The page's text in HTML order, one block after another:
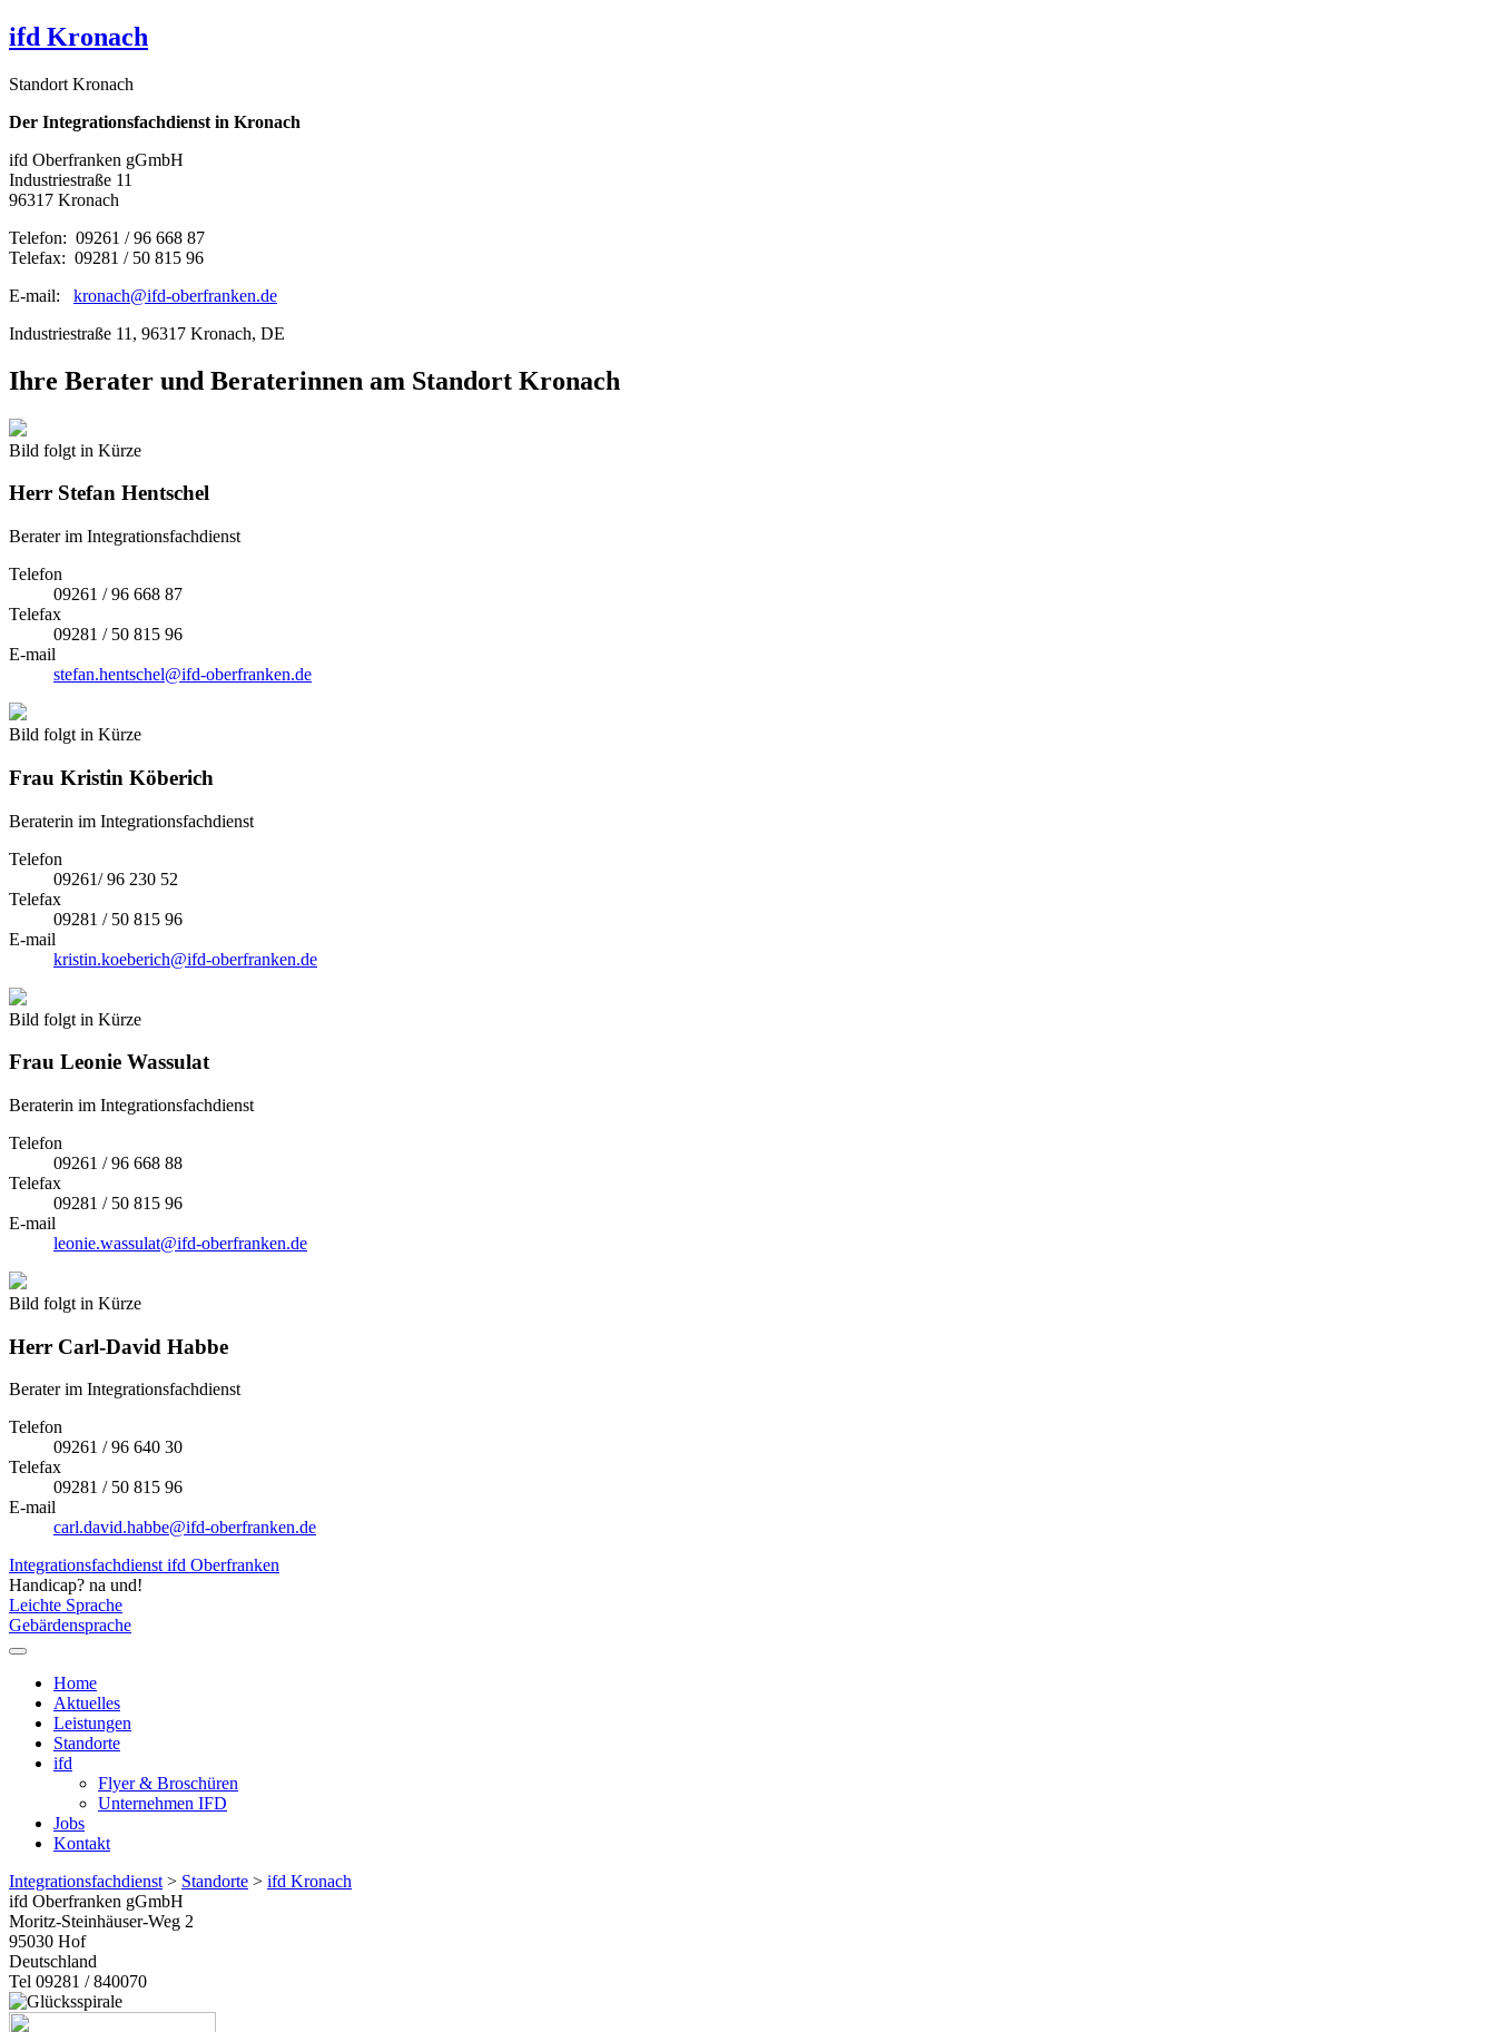
ifd Kronach
Standort Kronach
Der Integrationsfachdienst in Kronach
ifd Oberfranken gGmbH
Industriestraße 11
96317 Kronach
Telefon: 09261 / 96 668 87
Telefax: 09281 / 50 815 96
E-mail: kronach@ifd-oberfranken.de
Industriestraße 11, 96317 Kronach, DE
Ihre Berater und Beraterinnen am Standort Kronach
Bild folgt in Kürze
Herr Stefan Hentschel
Berater im Integrationsfachdienst
Telefon
09261 / 96 668 87
Telefax
09281 / 50 815 96
E-mail
stefan.hentschel@ifd-oberfranken.de
Bild folgt in Kürze
Frau Kristin Köberich
Beraterin im Integrationsfachdienst
Telefon
09261/ 96 230 52
Telefax
09281 / 50 815 96
E-mail
kristin.koeberich@ifd-oberfranken.de
Bild folgt in Kürze
Frau Leonie Wassulat
Beraterin im Integrationsfachdienst
Telefon
09261 / 96 668 88
Telefax
09281 / 50 815 96
E-mail
leonie.wassulat@ifd-oberfranken.de
Bild folgt in Kürze
Herr Carl-David Habbe
Berater im Integrationsfachdienst
Telefon
09261 / 96 640 30
Telefax
09281 / 50 815 96
E-mail
carl.david.habbe@ifd-oberfranken.de
Integrationsfachdienst ifd Oberfranken
Handicap? na und!
Leichte Sprache
Gebärdensprache
Home
Aktuelles
Leistungen
Standorte
ifd
Flyer & Broschüren
Unternehmen IFD
Jobs
Kontakt
Integrationsfachdienst > Standorte > ifd Kronach
ifd Oberfranken gGmbH
Moritz-Steinhäuser-Weg 2
95030 Hof
Deutschland
Tel 09281 / 840070